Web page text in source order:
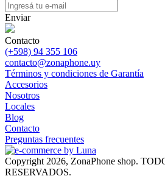
Enviar
Contacto
(+598) 94 355 106
contacto@zonaphone.uy
Términos y condiciones de Garantía
Accesorios
Nosotros
Locales
Blog
Contacto
Preguntas frecuentes
Copyright 2026, ZonaPhone shop.
RESERVADOS.